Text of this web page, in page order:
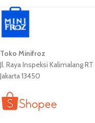
Toko Minifroz
Jl. Raya Inspeksi Kalimalang
Jakarta 13450